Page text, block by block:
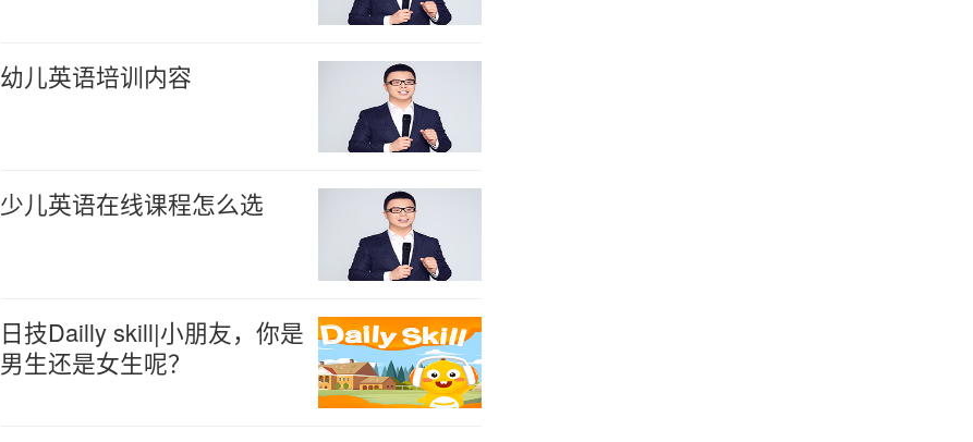
幼儿英语培训内容
少儿英语在线课程怎么选
日技Dailly skill|小朋友，你是
男生还是女生呢？